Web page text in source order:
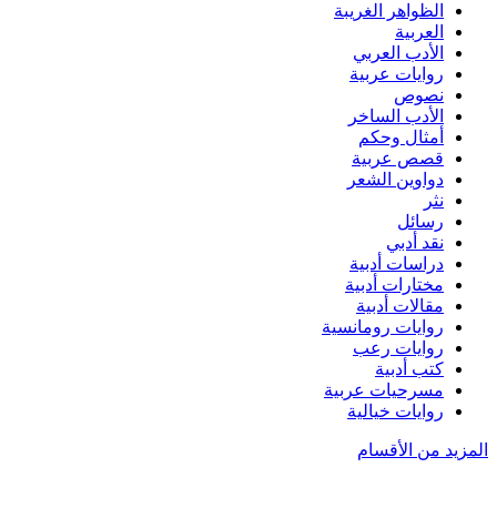
الظواهر الغريبة‏
العربية
الأدب العربي
روايات عربية
نصوص
الأدب الساخر
أمثال وحكم
قصص عربية
دواوين الشعر
نثر
رسائل
نقد أدبي
دراسات أدبية
مختارات أدبية
مقالات أدبية
روايات رومانسية
روايات رعب
كتب أدبية
مسرحيات عربية
روايات خيالية
المزيد من الأقسام